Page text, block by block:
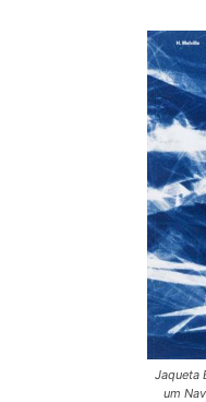
Jaqueta
um